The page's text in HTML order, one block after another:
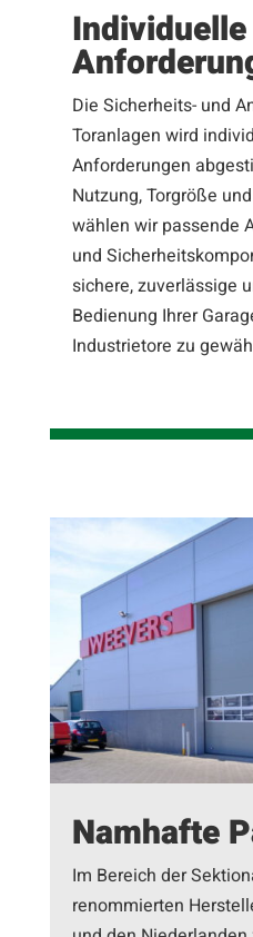
Individuelle
Die Sicherheits- und
Toranlagen wird
Anforderungen
Nutzung, Torgröße
wählen wir passende
und
sichere, zuverlässige
Bedienung Ihrer
Industrietore zu
Namhafte
Im Bereich der
renommierten